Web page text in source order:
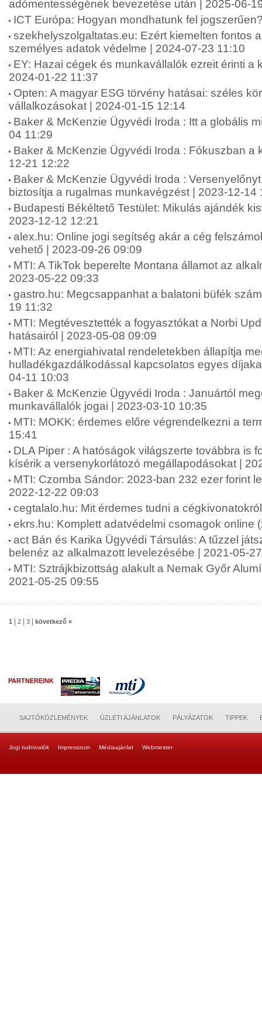
adómentességének bevezetése után | 2025-06-
ICT Európa: Hogyan mondhatunk fel
szekhelyszolgaltatas.eu: Ezért kiemelten fontos
személyes adatok védelme | 2024-07-23 11:10
EY: Hazai cégek és munkavállalók ezreit érinti a
2024-01-22 11:37
Opten: A magyar ESG törvény hatásai: széles
vállalkozásokat | 2024-01-15 12:14
Baker & McKenzie Ügyvédi Iroda : Itt a globális
04 11:29
Baker & McKenzie Ügyvédi Iroda : Fókuszban a
12-21 12:22
Baker & McKenzie Ügyvédi Iroda :
biztosítja a rugalmas munkavégzést | 2023-12-14
Budapesti Békéltető Testület: Mikulás ajándék
2023-12-12 12:21
alex.hu: Online jogi segítség akár a cég
vehető | 2023-09-26 09:09
MTI: A TikTok beperelte Montana államot az
2023-05-22 09:33
gastro.hu: Megcsappanhat a balatoni büfék
19 11:32
MTI: Megtévesztették a fogyasztókat a Norbi
hatásairól | 2023-05-08 09:09
MTI: Az energiahivatal rendeletekben állapítja
hulladékgazdálkodással kapcsolatos egyes
04-11 10:03
Baker & McKenzie Ügyvédi Iroda : Januártól
munkavállalók jogai | 2023-03-10 10:35
MTI: MOKK: érdemes előre végrendelkezni a
15:41
DLA Piper : A hatóságok világszerte továbbra is
kísérik a versenykorlátozó megállapodásokat |
MTI: Czomba Sándor: 2023-ban 232 ezer forint
2022-12-22 09:03
cegtalalo.hu: Mit érdemes tudni a
ekrs.hu: Komplett adatvédelmi csomagok online
act Bán és Karika Ügyvédi Társulás: A tűzzel
belenéz az alkalmazott levelezésébe | 2021-05-
MTI: Sztrájkbizottság alakult a Nemak Győr
2021-05-25 09:55
1 2 3 következő »
PARTNEREINK
SAJTÓKÖZLEMÉNYEK ÜZLETI AJÁNLATOK PÁLYÁZATOK TIPPEK
Jogi tudnivalók Impresszum Médiaajánlat Webmester